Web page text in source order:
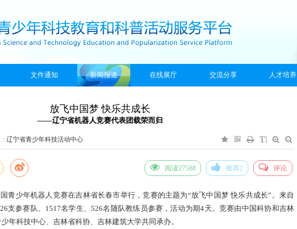
文件通知 新闻报道 在线展厅 交流分享 人才培养
放飞中国梦 快乐共成长
——辽宁省机器人竞赛代表团载荣而归
辽宁省青少年科技活动中心
阅读27588 推荐2 评论
青少年机器人竞赛在吉林省长春市举行，竞赛的主题为“放飞中国梦 快乐共成长”。来自
支参赛队、1517名学生、526名随队教练员参赛，活动为期4天。竞赛由中国科协和吉林
年科技中心、吉林省科协、吉林建筑大学共同承办。